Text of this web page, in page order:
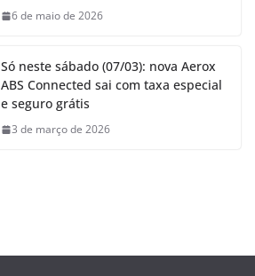
6 de maio de 2026
Só neste sábado (07/03): nova Aerox
ABS Connected sai com taxa especial
e seguro grátis
3 de março de 2026